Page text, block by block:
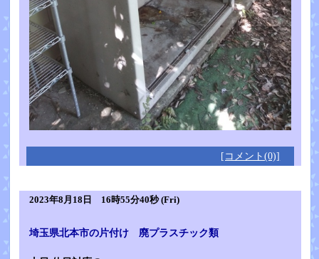
[コメント(0)]
2023年8月18日 16時55分40秒 (Fri)
埼玉県北本市の片付け 廃プラスチック類